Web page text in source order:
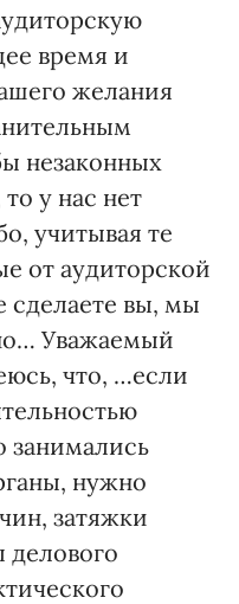
время и
желания
незаконных
у нас нет
учитывая те
от аудиторской
сделаете вы, мы
Уважаемый
что, …если
занимались
нужно
затяжки
делового